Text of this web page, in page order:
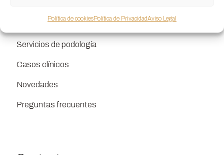
Política de cookiesPolítica de PrivacidadAviso Legal
La clínica
Servicios de podología
Casos clínicos
Novedades
Preguntas frecuentes